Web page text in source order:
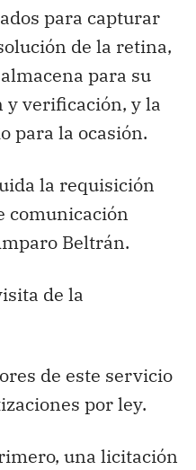
para capturar
de la retina,
para su
verificación, y la
para la ocasión.
la requisición
comunicación
Beltrán.
de la
de este servicio
por ley.
una licitación